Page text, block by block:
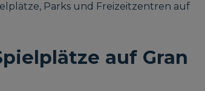
Parks und Freizeitzentren auf
auf Gran